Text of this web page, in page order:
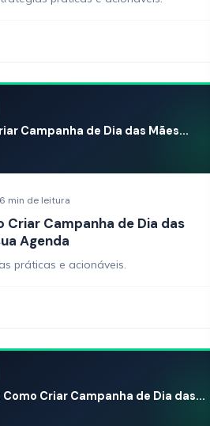
Campanha de Dia das Mães...
6 min de leitura
Criar Campanha de Dia das
Agenda
práticas e acionáveis.
Criar Campanha de Dia das...